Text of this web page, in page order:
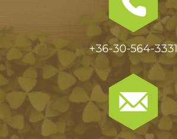
+36-30-564-3331